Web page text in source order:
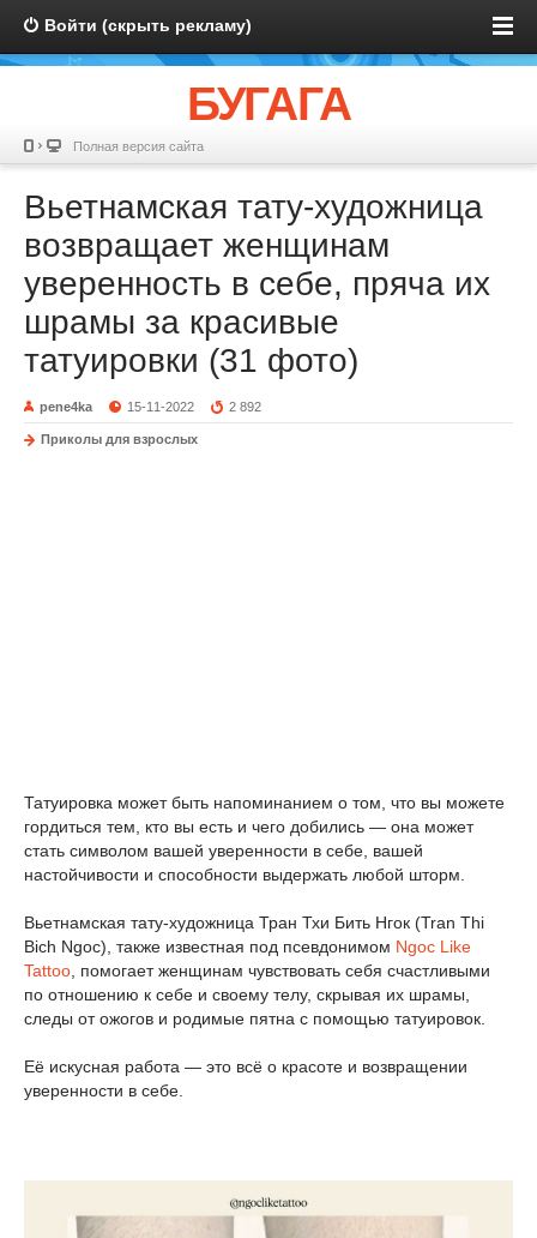
Войти (скрыть рекламу)
БУГАГА
Полная версия сайта
Вьетнамская тату-художница
возвращает женщинам
уверенность в себе, пряча их
шрамы за красивые
татуировки (31 фото)
pene4ka 15-11-2022 2 892
Приколы для взрослых
Татуировка может быть напоминанием о том, что вы можете
гордиться тем, кто вы есть и чего добились — она может
стать символом вашей уверенности в себе, вашей
настойчивости и способности выдержать любой шторм.
Вьетнамская тату-художница Тран Тхи Бить Нгок (Tran Thi
Bich Ngoc), также известная под псевдонимом Ngoc Like
Tattoo , помогает женщинам чувствовать себя счастливыми
по отношению к себе и своему телу, скрывая их шрамы,
следы от ожогов и родимые пятна с помощью татуировок.
Её искусная работа — это всё о красоте и возвращении
уверенности в себе.